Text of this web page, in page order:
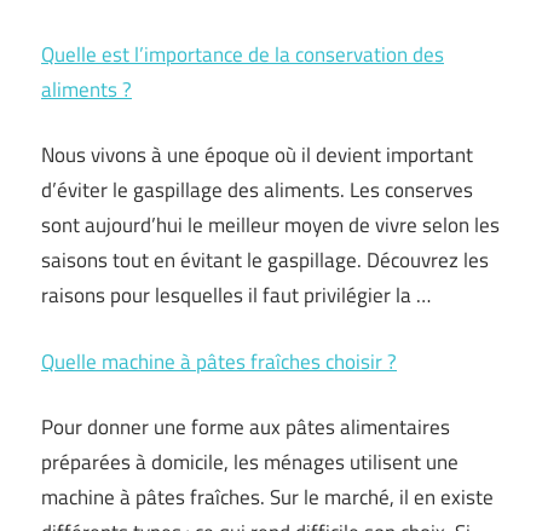
Quelle est l’importance de la conservation des
aliments ?
Nous vivons à une époque où il devient important
d’éviter le gaspillage des aliments. Les conserves
sont aujourd’hui le meilleur moyen de vivre selon les
saisons tout en évitant le gaspillage. Découvrez les
raisons pour lesquelles il faut privilégier la …
Quelle machine à pâtes fraîches choisir ?
Pour donner une forme aux pâtes alimentaires
préparées à domicile, les ménages utilisent une
machine à pâtes fraîches. Sur le marché, il en existe